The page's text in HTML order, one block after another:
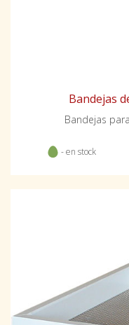
Bandejas
Bandejas
- en stock